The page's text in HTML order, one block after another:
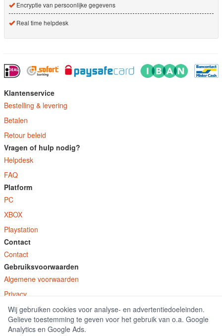
Encryptie van persoonlijke gegevens
Real time helpdesk
Klantenservice
Bestelling & levering
Betalen
Retour beleid
Vragen of hulp nodig?
Helpdesk
FAQ
Platform
PC
XBOX
Playstation
Contact
Contact
Gebruiksvoorwaarden
Algemene voorwaarden
Privacy
© E-Keys B.V. 2026
GamekeyDiscounter.nl is onderdeel van E-Keys B.V. geregistreerd onder kamer
van koophandel nummer 150771.
Wij gebruiken cookies voor analyse- en advertentiedoeleinden.
Gelieve toestemming te geven voor het gebruik van o.a. Google
Analytics en Google Ads.